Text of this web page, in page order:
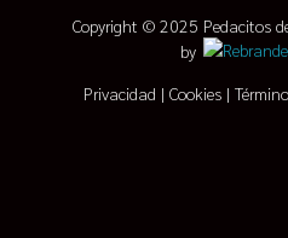
Copyright © 2025 Pedacitos
by
Privacidad | Cookies|